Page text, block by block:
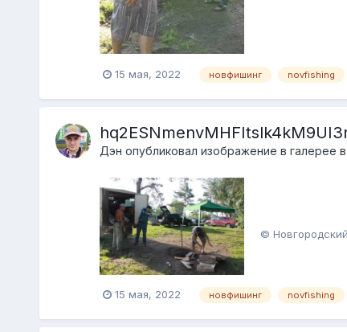
15 мая, 2022 новфишинг novfishing
Дэн опубликовал изображение в галерее в
©
15 мая, 2022 новфишинг novfishing